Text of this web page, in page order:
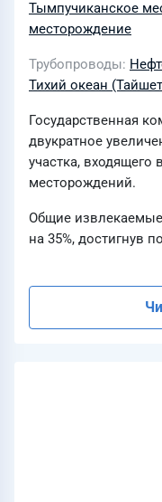
Тымпучиканское
месторождение
Трубопроводы
Тихий океан
Государственная
двукратное
участка, входящего
месторождений.
Общие
на 35%, достигнув